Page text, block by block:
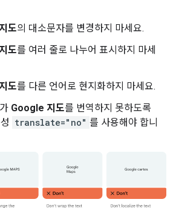
도의 대소문자를 변경하지 마세요.
도를 여러 줄로 나누어 표시하지 마세
도를 다른 언어로 현지화하지 마세요.
Google 지도를 번역하지 못하도록
translate="no" 를 사용해야 합니